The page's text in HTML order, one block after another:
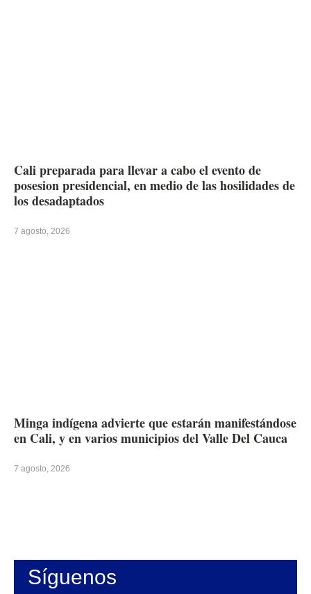
Cali preparada para llevar a cabo el evento de
posesion presidencial, en medio de las hosilidades de
los desadaptados
7 agosto, 2026
Minga indígena advierte que estarán manifestándose
en Cali, y en varios municipios del Valle Del Cauca
7 agosto, 2026
Síguenos